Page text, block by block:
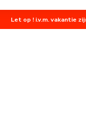
Let op ! i.v.m. vakantie